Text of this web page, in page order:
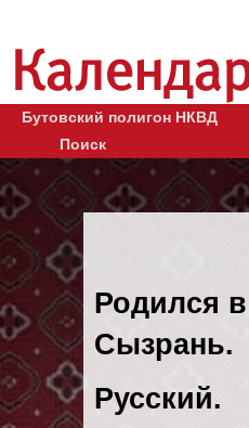
Бутовский полигон НКВД
Поиск
Родился
Сызрань.
Русский.